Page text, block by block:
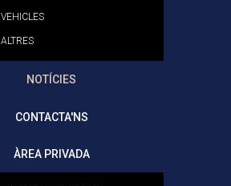
VEHICLES
ALTRES
NOTÍCIES
CONTACTA'NS
ÀREA PRIVADA